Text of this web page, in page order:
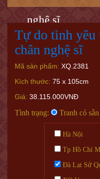
nghệ sĩ
Tự do tình yêu
chân nghệ sĩ
Mã sản phẩm: XQ.2381
Kích thước: 75 x 105cm
Giá: 38.115.000VNĐ
Tình trạng: Tranh có sẵn
Hà Nội
Tp Hồ Chí
Đà Lạt Sử